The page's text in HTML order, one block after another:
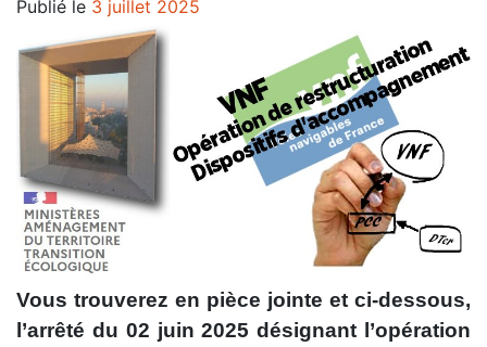
Publié le 3 juillet 2025
Vous trouverez en pièce jointe et ci-dessous,
l’arrêté du 02 juin 2025 désignant l’opération